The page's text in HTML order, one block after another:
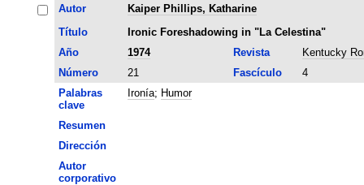
Autor
Kaiper Phillips, Katharine
Título
Ironic Foreshadowing in "La Celestina"
Año
1974 Revista
Kentucky
Número
21 Fascículo
4
Palabras
clave
Ironía; Humor
Resumen
Dirección
Autor
corporativo